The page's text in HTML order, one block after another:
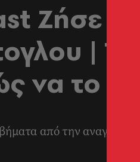
Ζήσε
|
να το
από την